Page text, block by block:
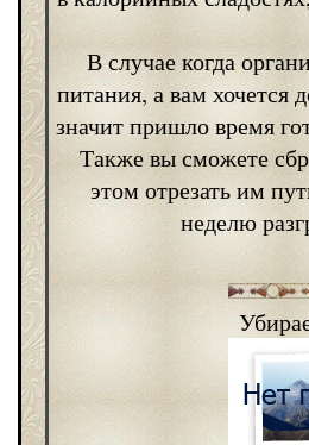
В случае когда
питания, а вам хочется
значит пришло время
Также вы сможете
этом отрезать им
неделю